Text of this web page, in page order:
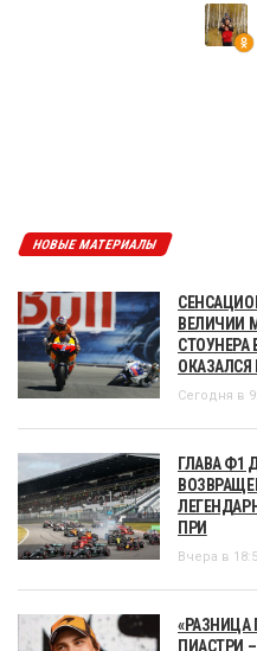
НОВЫЕ МАТЕРИАЛЫ
ВЕЛИЧИИ
СТОУНЕРА
Сегодня в
ГЛАВА Ф1
ПРИ
Вчера в
«РАЗНИЦА
ПИАСТРИ